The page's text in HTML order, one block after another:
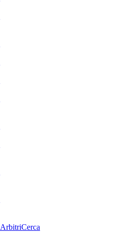
ArbitriCerca